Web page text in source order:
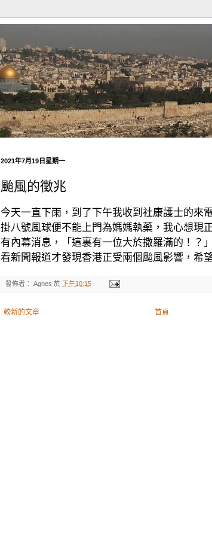
2021年7月19日星期一
颱風的徵兆
今天一直下雨，到了下午我收到社康護士的來
掛八號風球便不能上門為媽媽執藥，我心想現
有內幕消息，「這裏有一位大於撒羅滿的！？
看新聞報道才發現香港正受兩個颱風影響，希
發佈者： Agnes 於 下午10:15
較新的文章 首頁